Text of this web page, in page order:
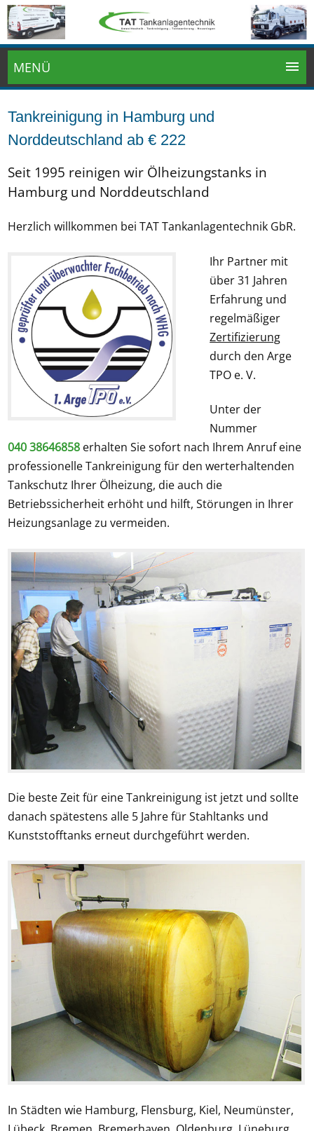
MENÜ
Tankreinigung in Hamburg und
Norddeutschland ab € 222
Seit 1995 reinigen wir Ölheizungstanks in
Hamburg und Norddeutschland
Herzlich willkommen bei TAT Tankanlagentechnik GbR.
Ihr Partner mit
über 31 Jahren
Erfahrung und
regelmäßiger
Zertifizierung
durch den Arge
TPO e. V.
Unter der
Nummer
040 38646858 erhalten Sie sofort nach Ihrem Anruf eine
professionelle Tankreinigung für den werterhaltenden
Tankschutz Ihrer Ölheizung, die auch die
Betriebssicherheit erhöht und hilft, Störungen in Ihrer
Heizungsanlage zu vermeiden.
Die beste Zeit für eine Tankreinigung ist jetzt und sollte
danach spätestens alle 5 Jahre für Stahltanks und
Kunststofftanks erneut durchgeführt werden.
In Städten wie Hamburg, Flensburg, Kiel, Neumünster,